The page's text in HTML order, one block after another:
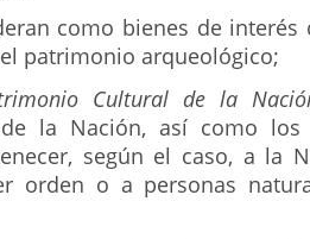
como bienes de
patrimonio arqueológico;
Cultural de la
la Nación, así como los
según el caso, a la
orden o a personas